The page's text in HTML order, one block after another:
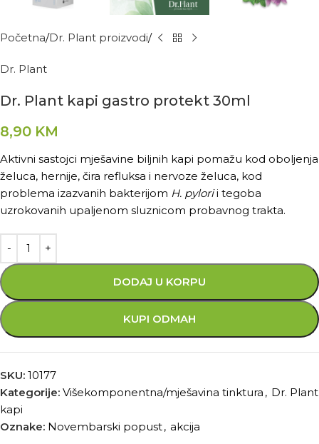
Početna Dr. Plant proizvodi
Dr. Plant
Dr. Plant kapi gastro protekt 30ml
8,90 KM
Aktivni sastojci mješavine biljnih kapi pomažu kod oboljenja
želuca, hernije, čira refluksa i nervoze želuca, kod
problema izazvanih bakterijom H. pylorii tegoba
uzrokovanih upaljenom sluznicom probavnog trakta.
DODAJ U KORPU
KUPI ODMAH
SKU: 10177
Kategorije: Višekomponentna/mješavina tinktura , Dr. Plant
kapi
Oznake: Novembarski popust, akcija